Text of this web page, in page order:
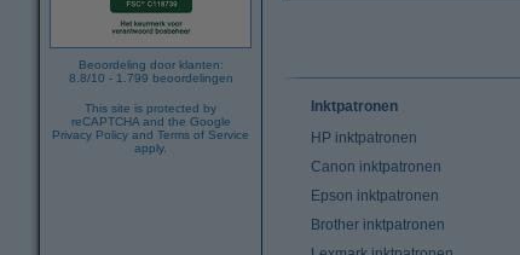
Beoordeling door klanten:
8.8/10 - 1.799 beoordelingen
This site is protected by
reCAPTCHA and the Google
Privacy Policy and Terms of Service
apply.
Inktpatronen
HP inktpatronen
Canon inktpatronen
Epson inktpatronen
Brother inktpatronen